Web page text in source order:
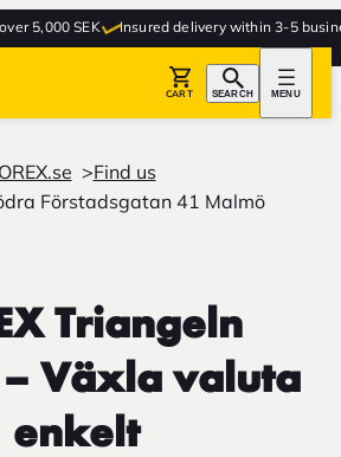
5,000 SEK Insured delivery within 3-5
CART SEARCH MENU
Find us
Förstadsgatan 41 Malmö
Triangeln
Växla valuta
enkelt